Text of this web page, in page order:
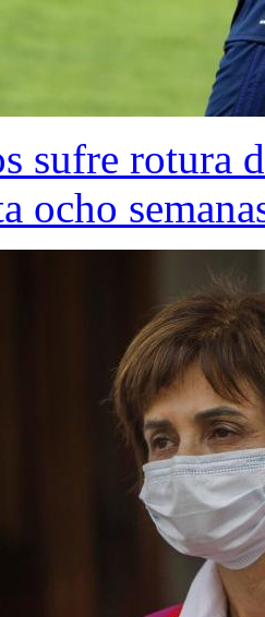
sufre rotura
ocho